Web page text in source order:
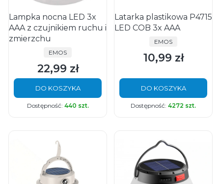
Lampka nocna LED 3x
AAA z czujnikiem ruchu i
zmierzchu
PRODUCENT
EMOS
Cena
22,99 zł
DO KOSZYKA
Dostępność: 440 szt.
Latarka plastikowa P4715
LED COB 3x AAA
PRODUCENT
EMOS
Cena
10,99 zł
DO KOSZYKA
Dostępność: 4272 szt.